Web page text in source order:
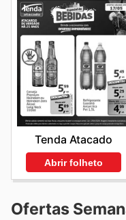
Tenda Atacado
Abrir folheto
Ofertas